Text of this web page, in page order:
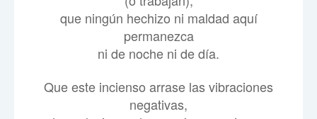
que ningún hechizo ni maldad aquí
permanezca
ni de noche ni de día.
Que este incienso arrase las vibraciones
negativas,